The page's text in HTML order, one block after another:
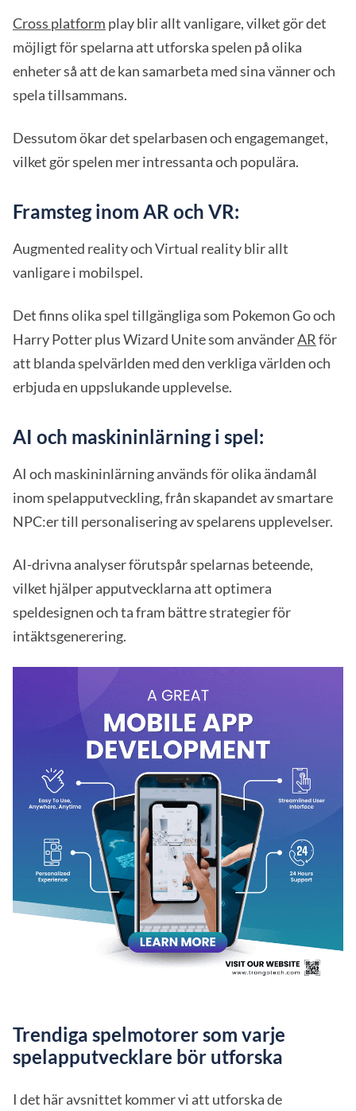
Cross platform play blir allt vanligare, vilket gör det
möjligt för spelarna att utforska spelen på olika
enheter så att de kan samarbeta med sina vänner och
spela tillsammans.
Dessutom ökar det spelarbasen och engagemanget,
vilket gör spelen mer intressanta och populära.
Framsteg inom AR och VR:
Augmented reality och Virtual reality blir allt
vanligare i mobilspel.
Det finns olika spel tillgängliga som Pokemon Go och
Harry Potter plus Wizard Unite som använderARför
att blanda spelvärlden med den verkliga världen och
erbjuda en uppslukande upplevelse.
AI och maskininlärning i spel:
AI och maskininlärning används för olika ändamål
inom spelapputveckling, från skapandet av smartare
NPC:er till personalisering av spelarens upplevelser.
AI-drivna analyser förutspår spelarnas beteende,
vilket hjälper apputvecklarna att optimera
speldesignen och ta fram bättre strategier för
intäktsgenerering.
Trendiga spelmotorer som varje
spelapputvecklare bör utforska
I det här avsnittet kommer vi att utforska de